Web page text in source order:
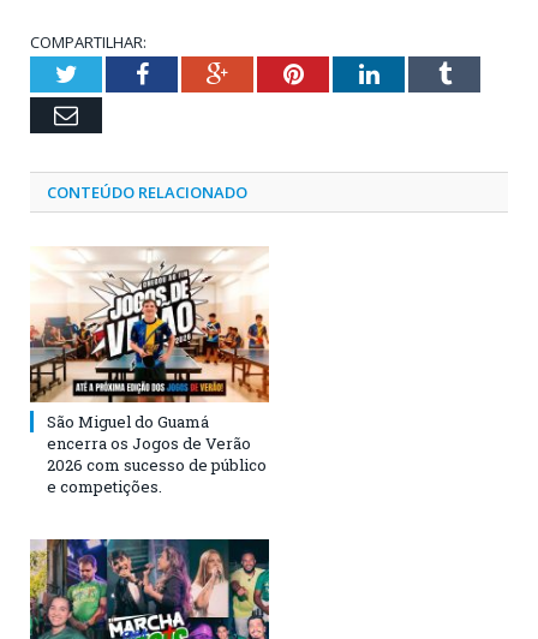
COMPARTILHAR:
TwitterFacebookGoogle+PinterestLinkedInTumblr
Email
CONTEÚDO RELACIONADO
São Miguel do Guamá
encerra os Jogos de Verão
2026 com sucesso de público
e competições.